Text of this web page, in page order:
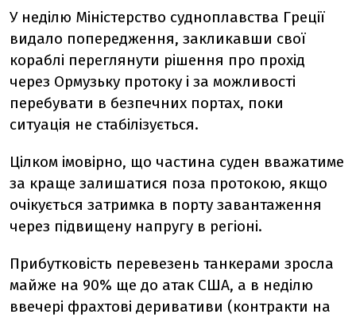
У неділю Міністерство судноплавства Греції
видало попередження, закликавши свої
кораблі переглянути рішення про прохід
через Ормузьку протоку і за можливості
перебувати в безпечних портах, поки
ситуація не стабілізується.
Цілком імовірно, що частина суден вважатиме
за краще залишатися поза протокою, якщо
очікується затримка в порту завантаження
через підвищену напругу в регіоні.
Прибутковість перевезень танкерами зросла
майже на 90% ще до атак США, а в неділю
ввечері фрахтові деривативи (контракти на